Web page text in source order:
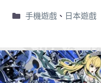
手機遊戲、 日本遊戲